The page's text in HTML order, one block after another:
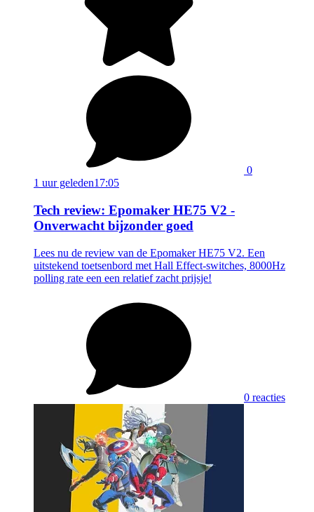
0
1 uur geleden17:05
Tech review: Epomaker HE75 V2 -
Onverwacht bijzonder goed
Lees nu de review van de Epomaker HE75 V2. Een
uitstekend toetsenbord met Hall Effect-switches, 8000Hz
polling rate een een relatief zacht prijsje!
0 reacties